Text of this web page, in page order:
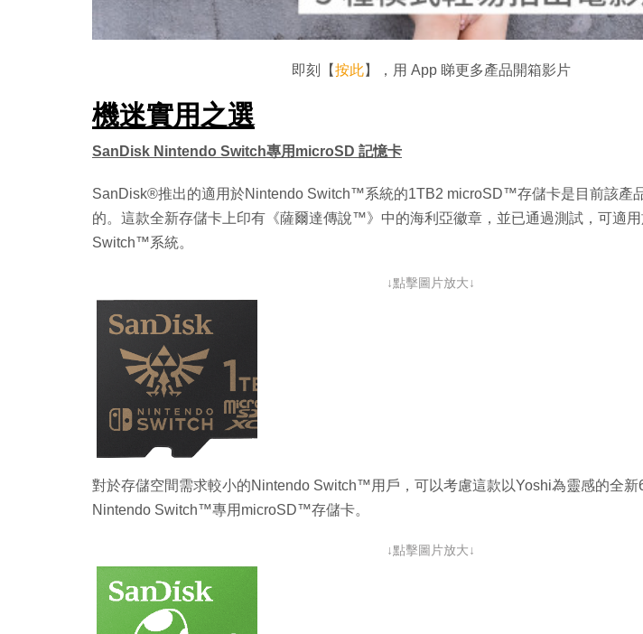
即刻【按此】，用 App 睇更多產品開箱影片
機迷實用之選
SanDisk Nintendo Switch專用microSD 記憶卡
SanDisk®推出的適用於Nintendo Switch™系統的1TB2 microSD™存儲卡是目前該產
的。這款全新存儲卡上印有《薩爾達傳說™》中的海利亞徽章，並已通過測試，可適
Switch™系統。
↓點擊圖片放大↓
對於存儲空間需求較小的Nintendo Switch™用戶，可以考慮這款以Yoshi為靈感的全
Nintendo Switch™專用microSD™存儲卡。
↓點擊圖片放大↓